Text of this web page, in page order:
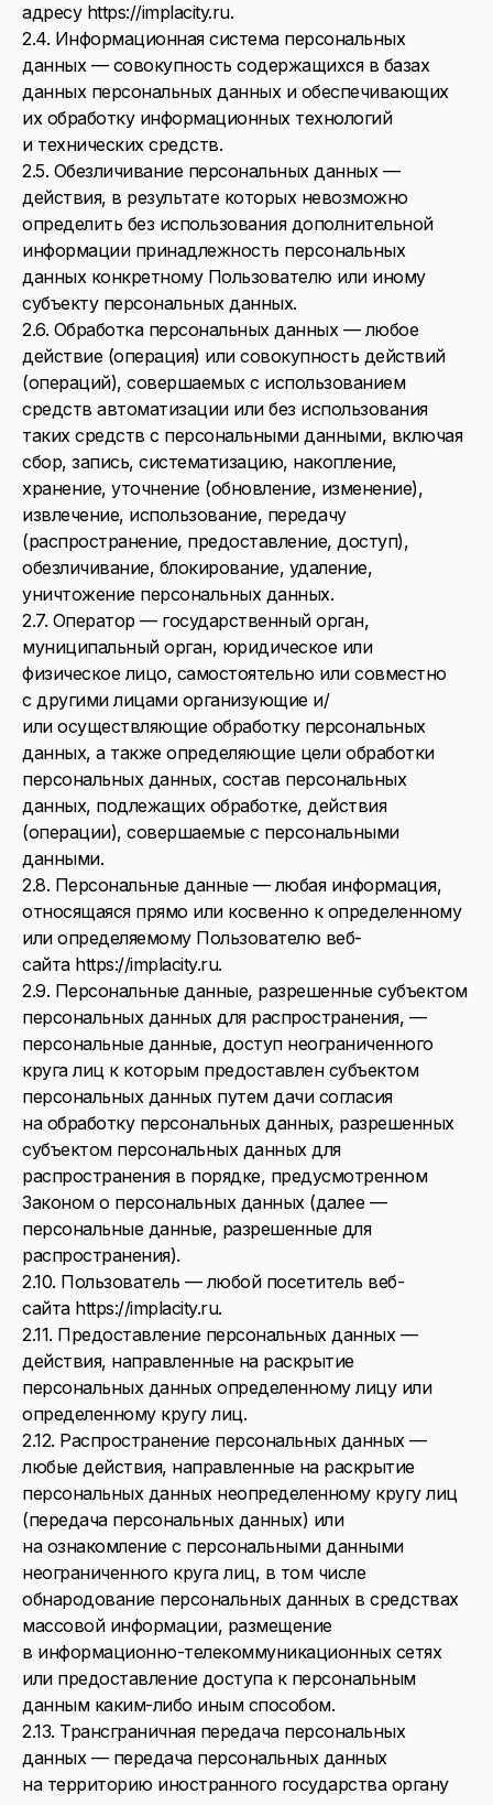
адресу https://implacity.ru.
2.4. Информационная система персональных
данных — совокупность содержащихся в базах
данных персональных данных и обеспечивающих
их обработку информационных технологий
и технических средств.
2.5. Обезличивание персональных данных —
действия, в результате которых невозможно
определить без использования дополнительной
информации принадлежность персональных
данных конкретному Пользователю или иному
субъекту персональных данных.
2.6. Обработка персональных данных — любое
действие (операция) или совокупность действий
(операций), совершаемых с использованием
средств автоматизации или без использования
таких средств с персональными данными, включая
сбор, запись, систематизацию, накопление,
хранение, уточнение (обновление, изменение),
извлечение, использование, передачу
(распространение, предоставление, доступ),
обезличивание, блокирование, удаление,
уничтожение персональных данных.
2.7. Оператор — государственный орган,
муниципальный орган, юридическое или
физическое лицо, самостоятельно или совместно
с другими лицами организующие и/
или осуществляющие обработку персональных
данных, а также определяющие цели обработки
персональных данных, состав персональных
данных, подлежащих обработке, действия
(операции), совершаемые с персональными
данными.
2.8. Персональные данные — любая информация,
относящаяся прямо или косвенно к определенному
или определяемому Пользователю веб-
сайта https://implacity.ru.
2.9. Персональные данные, разрешенные субъектом
персональных данных для распространения, —
персональные данные, доступ неограниченного
круга лиц к которым предоставлен субъектом
персональных данных путем дачи согласия
на обработку персональных данных, разрешенных
субъектом персональных данных для
распространения в порядке, предусмотренном
Законом о персональных данных (далее —
персональные данные, разрешенные для
распространения).
2.10. Пользователь — любой посетитель веб-
сайта https://implacity.ru.
2.11. Предоставление персональных данных —
действия, направленные на раскрытие
персональных данных определенному лицу или
определенному кругу лиц.
2.12. Распространение персональных данных —
любые действия, направленные на раскрытие
персональных данных неопределенному кругу лиц
(передача персональных данных) или
на ознакомление с персональными данными
неограниченного круга лиц, в том числе
обнародование персональных данных в средствах
массовой информации, размещение
в информационно-телекоммуникационных сетях
или предоставление доступа к персональным
данным каким-либо иным способом.
2.13. Трансграничная передача персональных
данных — передача персональных данных
на территорию иностранного государства органу